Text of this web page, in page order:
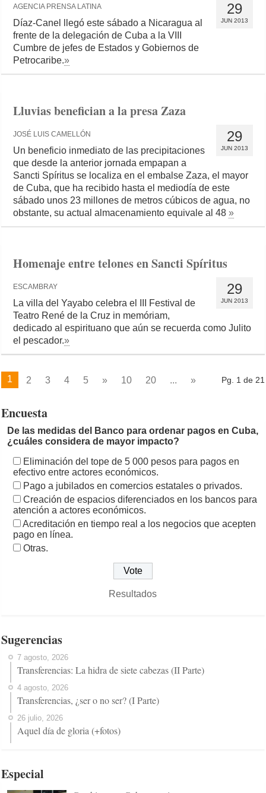
29
JUN 2013
AGENCIA PRENSA LATINA
Díaz-Canel llegó este sábado a Nicaragua al
frente de la delegación de Cuba a la VIII
Cumbre de jefes de Estados y Gobiernos de
Petrocaribe.»
Lluvias benefician a la presa Zaza
29
JUN 2013
JOSÉ LUIS CAMELLÓN
Un beneficio inmediato de las precipitaciones
que desde la anterior jornada empapan a
Sancti Spíritus se localiza en el embalse Zaza, el mayor
de Cuba, que ha recibido hasta el mediodía de este
sábado unos 23 millones de metros cúbicos de agua, no
obstante, su actual almacenamiento equivale al 48»
Homenaje entre telones en Sancti Spíritus
29
JUN 2013
ESCAMBRAY
La villa del Yayabo celebra el III Festival de
Teatro René de la Cruz in memóriam,
dedicado al espirituano que aún se recuerda como Julito
el pescador.»
Pg. 1 de 21
1 2 3 4 5 » 10 20 ... »
Encuesta
De las medidas del Banco para ordenar pagos en Cuba,
¿cuáles considera de mayor impacto?
Eliminación del tope de 5 000 pesos para pagos en
efectivo entre actores económicos.
Pago a jubilados en comercios estatales o privados.
Creación de espacios diferenciados en los bancos para
atención a actores económicos.
Acreditación en tiempo real a los negocios que acepten
pago en línea.
Otras.
Resultados
Sugerencias
7 agosto, 2026
Transferencias: La hidra de siete cabezas (II Parte)
4 agosto, 2026
Transferencias, ¿ser o no ser? (I Parte)
26 julio, 2026
Aquel día de gloria (+fotos)
Especial